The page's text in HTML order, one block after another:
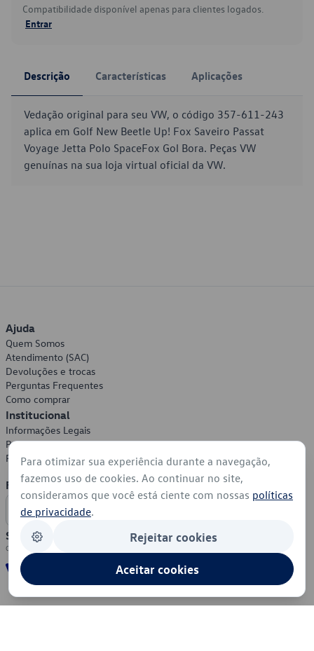
Compatibilidade disponível apenas para clientes logados.
Entrar
Descrição Características Aplicações
Vedação original para seu VW, o código 357-611-243
aplica em Golf New Beetle Up! Fox Saveiro Passat
Voyage Jetta Polo SpaceFox Gol Bora. Peças VW
genuínas na sua loja virtual oficial da VW.
Ajuda
Quem Somos
Atendimento (SAC)
Devoluções e trocas
Perguntas Frequentes
Como comprar
Institucional
Informações Legais
Política de Privacidade
Política de Cookies
Formas de Pagamento
Segurança
Para otimizar sua experiência durante a navegação,
fazemos uso de cookies. Ao continuar no site,
consideramos que você está ciente com nossas políticas
de privacidade.
Rejeitar cookies
Aceitar cookies